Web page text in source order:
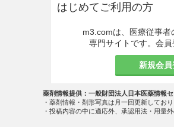
はじめてご利用の方
m3.comは、医療従事者
専門サイトです。会員
新規会
薬剤情報提供：一般財団法人日本医薬情報
・薬剤情報・剤形写真は月一回更新してお
・投稿内容の中に適応外、承認用法・用量